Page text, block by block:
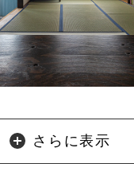
さらに表示